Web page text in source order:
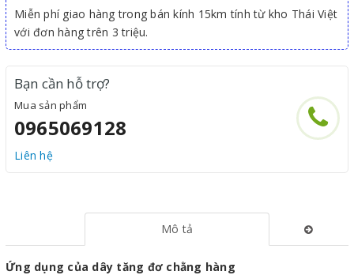
Miễn phí giao hàng trong bán kính 15km tính từ kho Thái Việt
với đơn hàng trên 3 triệu.
Bạn cần hỗ trợ?
Mua sản phẩm
0965069128
Liên hệ
Mô tả
Ứng dụng của dây tăng đơ chằng hàng